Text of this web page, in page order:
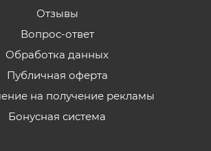
Отзывы
Вопрос-ответ
Обработка данных
Публичная оферта
на получение рекламы
Бонусная система